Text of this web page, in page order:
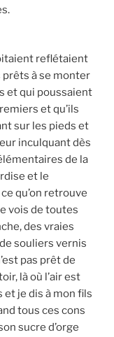
reflétaient
à se monter
et qui poussaient
et qu’ils
sur les pieds et
inculquant dès
de la
et le
qu’on retrouve
vois de toutes
des vraies
souliers vernis
pas prêt de
là où l’air est
je dis à mon fils
tous ces cons
sucre d’orge